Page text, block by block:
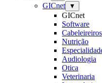
GICnet ▼
GICnet
Software
Cabeleireiros
Nutrição
Audiologia
Otica
Veterinaria